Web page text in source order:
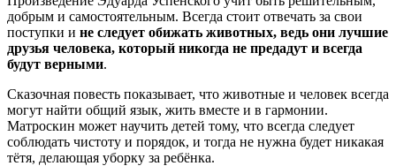
добрым и самостоятельным. Всегда стоит отвечать за свои
поступки и не следует обижать животных, ведь они лучшие
друзья человека, который никогда не предадут и всегда
будут верными.
Сказочная повесть показывает, что животные и человек всегда
могут найти общий язык, жить вместе и в гармонии.
Матроскин может научить детей тому, что всегда следует
соблюдать чистоту и порядок, и тогда не нужна будет никакая
тётя, делающая уборку за ребёнка.